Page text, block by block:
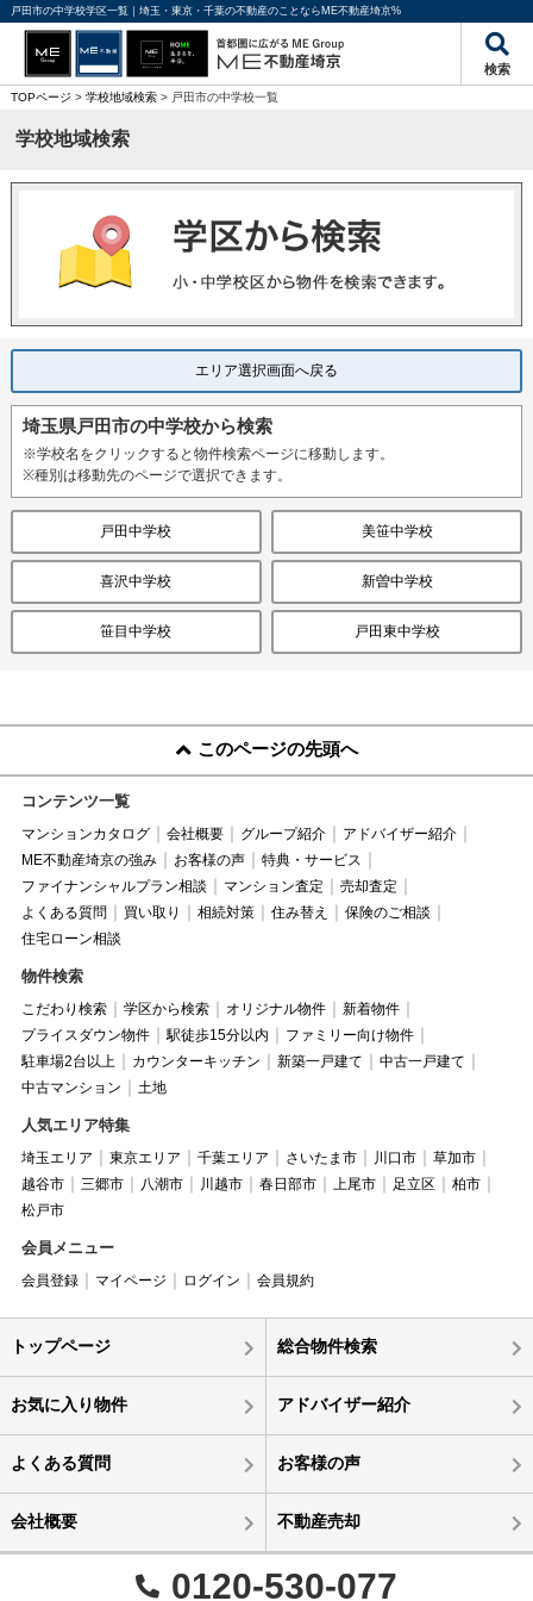
戸田市の中学校学区一覧｜埼玉・東京・千葉の不動産のことならME不動産埼京%
検索
TOPページ > 学校地域検索> 戸田市の中学校一覧
学校地域検索
エリア選択画面へ戻る
埼玉県戸田市の中学校から検索
※学校名をクリックすると物件検索ページに移動します。
※種別は移動先のページで選択できます。
戸田中学校 美笹中学校
喜沢中学校 新曽中学校
笹目中学校 戸田東中学校
このページの先頭へ
コンテンツ一覧
マンションカタログ 会社概要 グループ紹介
アドバイザー紹介
ME不動産埼京の強み
お客様の声
特典・サービス
ファイナンシャルプラン相談
マンション査定
売却査定
よくある質問
買い取り 相続対策 住み替え
保険のご相談
住宅ローン相談
物件検索
こだわり検索 学区から検索 オリジナル物件
新着物件
プライスダウン物件
駅徒歩15分以内
ファミリー向け物件
駐車場2台以上
カウンターキッチン 新築一戸建て
中古一戸建て
中古マンション
土地
人気エリア特集
埼玉エリア 東京エリア 千葉エリア さいたま市 川口市
草加市
越谷市
三郷市 八潮市 川越市 春日部市 上尾市 足立区
柏市
松戸市
会員メニュー
会員登録 マイページ ログイン 会員規約
トップページ 総合物件検索
お気に入り物件 アドバイザー紹介
よくある質問 お客様の声
会社概要 不動産売却
0120-530-077